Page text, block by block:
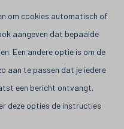
om cookies automatisch of
aangeven dat bepaalde
Een andere optie is om de
aan te passen dat je iedere
een bericht ontvangt.
deze opties de instructies